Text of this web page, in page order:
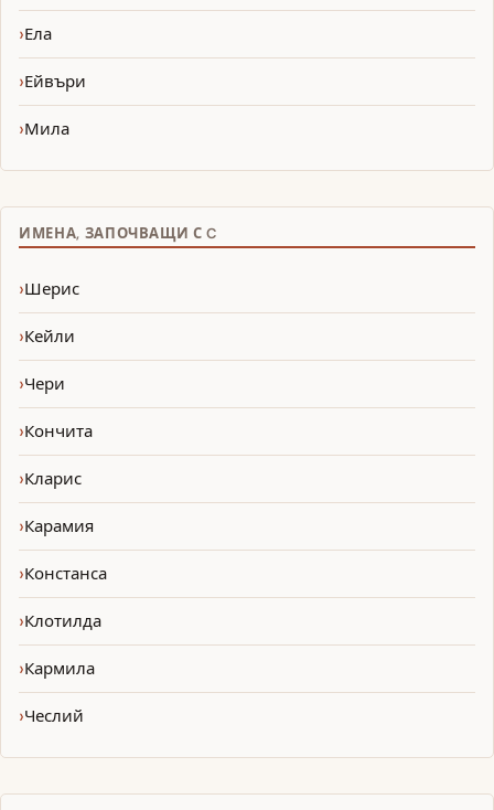
Ела
Ейвъри
Мила
ИМЕНА, ЗАПОЧВАЩИ С C
Шерис
Кейли
Чери
Кончита
Кларис
Карамия
Констанса
Клотилда
Кармила
Чеслий